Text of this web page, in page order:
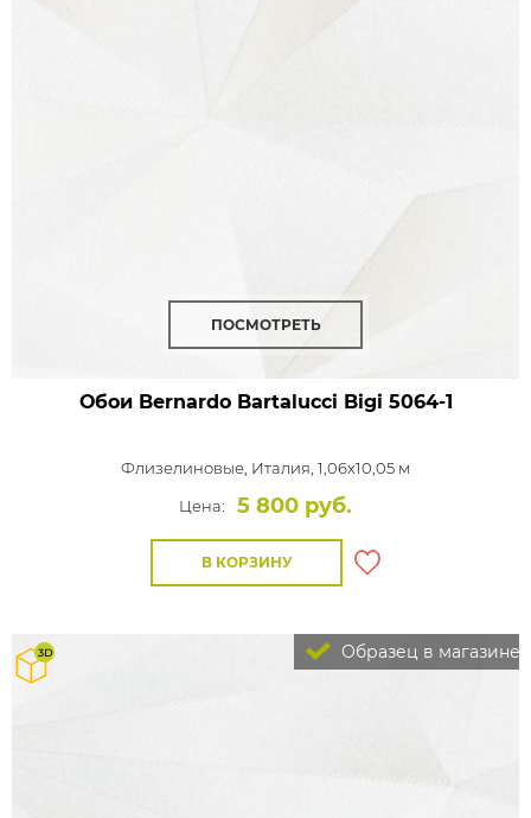
ПОСМОТРЕТЬ
Обои Bernardo Bartalucci Bigi 5064-1
Флизелиновые, Италия, 1,06x10,05 м
Цена:
5 800 руб.
В КОРЗИНУ
Образец в магазине